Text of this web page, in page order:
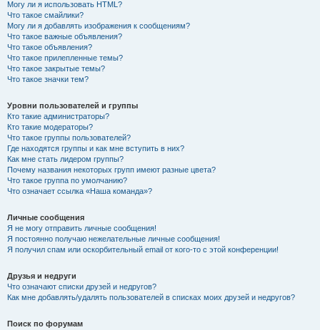
Могу ли я использовать HTML?
Что такое смайлики?
Могу ли я добавлять изображения к сообщениям?
Что такое важные объявления?
Что такое объявления?
Что такое прилепленные темы?
Что такое закрытые темы?
Что такое значки тем?
Уровни пользователей и группы
Кто такие администраторы?
Кто такие модераторы?
Что такое группы пользователей?
Где находятся группы и как мне вступить в них?
Как мне стать лидером группы?
Почему названия некоторых групп имеют разные цвета?
Что такое группа по умолчанию?
Что означает ссылка «Наша команда»?
Личные сообщения
Я не могу отправить личные сообщения!
Я постоянно получаю нежелательные личные сообщения!
Я получил спам или оскорбительный email от кого-то с этой конференции!
Друзья и недруги
Что означают списки друзей и недругов?
Как мне добавлять/удалять пользователей в списках моих друзей и недругов?
Поиск по форумам